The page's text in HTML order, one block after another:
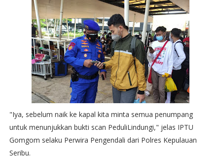
"Iya, sebelum naik ke kapal kita minta semua penumpang
untuk menunjukkan bukti scan PeduliLindungi," jelas IPTU
Gomgom selaku Perwira Pengendali dari Polres Kepulauan
Seribu.